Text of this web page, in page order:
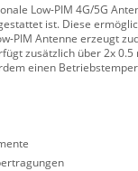
Low-PIM 4G/5G
ist. Diese
PIM Antenne erzeugt
zusätzlich über 2x
einen